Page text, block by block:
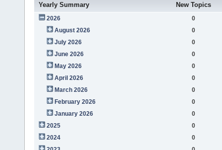
Yearly Summary New Topics
2026
0
August 2026
0
July 2026
0
June 2026
0
May 2026
0
April 2026
0
March 2026
0
February 2026
0
January 2026
0
2025
0
2024
0